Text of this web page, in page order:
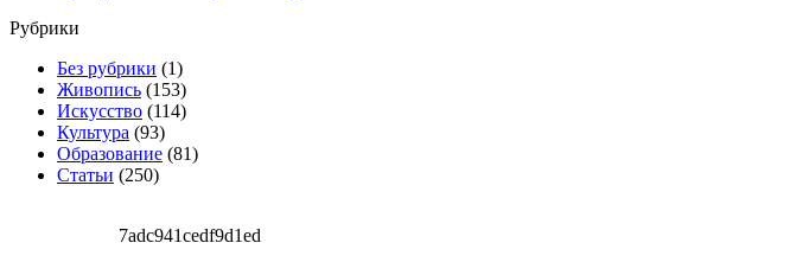
Рубрики
Без рубрики (1)
Живопись (153)
Искусство (114)
Культура (93)
Образование (81)
Статьи (250)
7adc941cedf9d1ed